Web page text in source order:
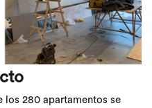
los 280 apartamentos se